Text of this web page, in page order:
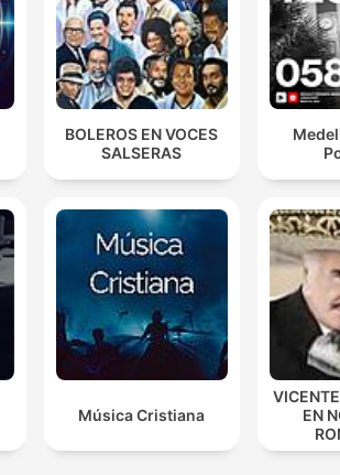
BOLEROS EN VOCES
SALSERAS
Música Cristiana
EN